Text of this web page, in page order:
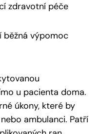
zdravotní péče
běžná výpomoc
u pacienta doma.
úkony, které by
ambulanci. Patří